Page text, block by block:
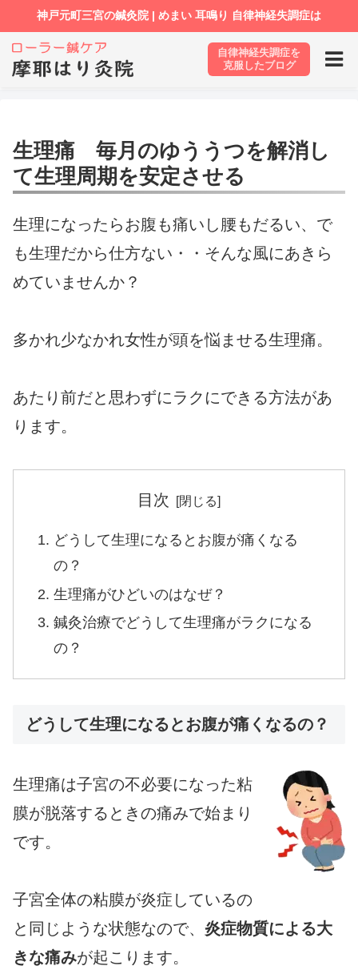
ホーム
生理痛 毎月のゆううつを解消して生理周期を安定
させる
生理痛 毎月のゆううつを解消し
て生理周期を安定させる
生理になったらお腹も痛いし腰もだるい、で
も生理だから仕方ない・・そんな風にあきら
めていませんか？
多かれ少なかれ女性が頭を悩ませる生理痛。
あたり前だと思わずにラクにできる方法があ
ります。
目次
どうして生理になるとお腹が痛くなる
の？
生理痛がひどいのはなぜ？
鍼灸治療でどうして生理痛がラクになる
の？
どうして生理になるとお腹が痛くなるの？
生理痛は子宮の不必要になった粘
膜が脱落するときの痛みで始まり
です。
子宮全体の粘膜が炎症しているの
と同じような状態なので、 炎症物質による大
きな痛みが起こります。
自律神経失調症を
克服したブログ